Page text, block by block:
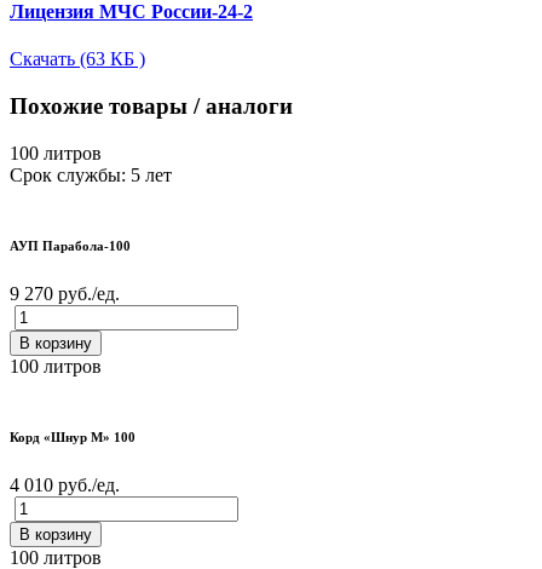
Лицензия МЧС России-24-2
Скачать (63 КБ )
Похожие товары / аналоги
100 литров
Срок службы: 5 лет
АУП Парабола-100
9 270 руб./ед.
В корзину
100 литров
Корд «Шнур М» 100
4 010 руб./ед.
В корзину
100 литров